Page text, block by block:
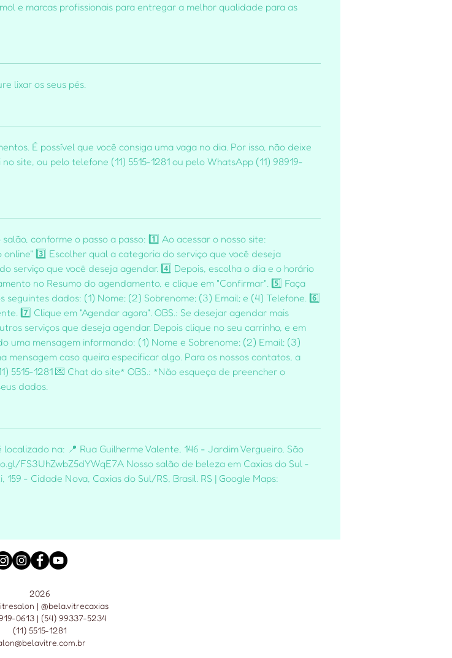
e marcas profissionais para entregar a melhor qualidade para as
lixar os seus pés.
É possível que você consiga uma vaga no dia. Por isso, não deixe
site, ou pelo telefone (11) 5515-1281 ou pelo WhatsApp (11) 98919-
conforme o passo a passo: 1️⃣ Ao acessar o nosso site:
3️⃣ Escolher qual a categoria do serviço que você deseja
serviço que você deseja agendar. 4️⃣ Depois, escolha o dia e o horário
no Resumo do agendamento, e clique em "Confirmar". 5️⃣ Faça
dados: (1) Nome; (2) Sobrenome; (3) Email; e (4) Telefone. 6️⃣
7️⃣ Clique em "Agendar agora". OBS.: Se desejar agendar mais
serviços que deseja agendar. Depois clique no seu carrinho, e em
uma mensagem informando: (1) Nome e Sobrenome; (2) Email; (3)
mensagem caso queira especificar algo. Para os nossos contatos, a
5515-1281 💌 Chat do site* OBS.: *Não esqueça de preencher o
dados.
na: 📍 Rua Guilherme Valente, 146 - Jardim Vergueiro, São
FS3UhZwbZ5dYWqE7A Nosso salão de beleza em Caxias do Sul -
- Cidade Nova, Caxias do Sul/RS, Brasil. RS | Google Maps:
2026
| @bela.vitrecaxias
0613 | (54) 99337-5234
(11) 5515-1281